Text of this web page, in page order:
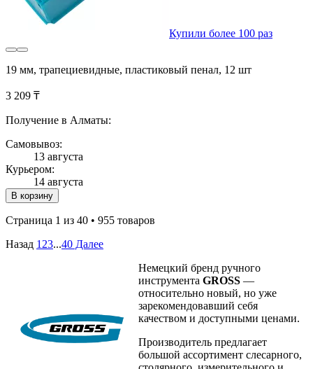
Купили более 100 раз
19 мм, трапециевидные, пластиковый пенал, 12 шт
3 209 ₸
Получение в Алматы:
Самовывоз:
13 августа
Курьером:
14 августа
В корзину
Страница 1 из 40 • 955 товаров
Назад 1 23...40 Далее
Немецкий бренд ручного
инструмента GROSS —
относительно новый, но уже
зарекомендовавший себя
качеством и доступными ценами.
Производитель предлагает
большой ассортимент слесарного,